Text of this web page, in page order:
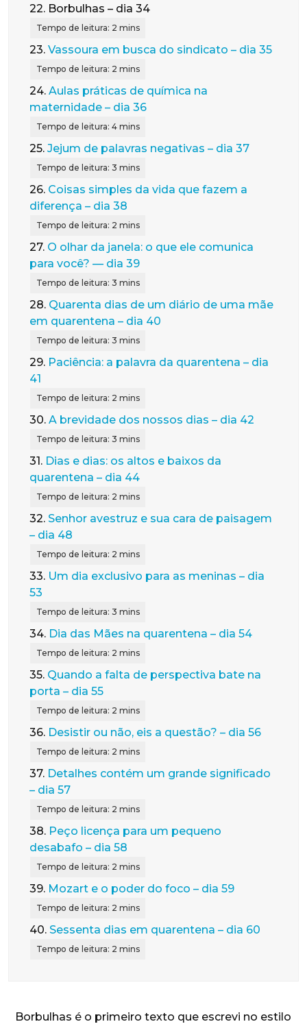
22. Borbulhas – dia 34
23. Vassoura em busca do sindicato – dia 35
24. Aulas práticas de química na
maternidade – dia 36
25. Jejum de palavras negativas – dia 37
26. Coisas simples da vida que fazem a
diferença – dia 38
27. O olhar da janela: o que ele comunica
para você? — dia 39
28. Quarenta dias de um diário de uma mãe
em quarentena – dia 40
29. Paciência: a palavra da quarentena – dia
41
30. A brevidade dos nossos dias – dia 42
31. Dias e dias: os altos e baixos da
quarentena – dia 44
32. Senhor avestruz e sua cara de paisagem
– dia 48
33. Um dia exclusivo para as meninas – dia
53
34. Dia das Mães na quarentena – dia 54
35. Quando a falta de perspectiva bate na
porta – dia 55
36. Desistir ou não, eis a questão? – dia 56
37. Detalhes contém um grande significado
– dia 57
38. Peço licença para um pequeno
desabafo – dia 58
39. Mozart e o poder do foco – dia 59
40. Sessenta dias em quarentena – dia 60
Borbulhas é o primeiro texto que escrevi no estilo